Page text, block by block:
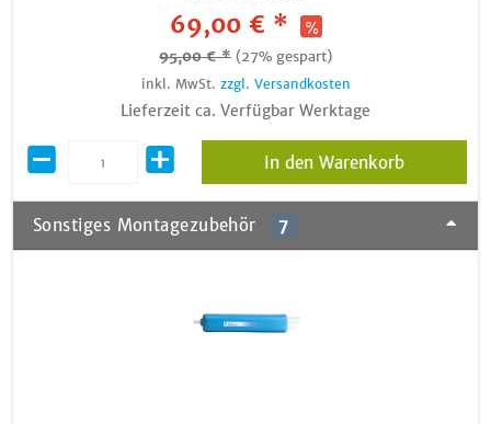
69,00 € *
95,00 € * (27% gespart)
inkl. MwSt. zzgl. Versandkosten
Lieferzeit ca. Verfügbar Werktage
In den Warenkorb
Sonstiges Montagezubehör 7